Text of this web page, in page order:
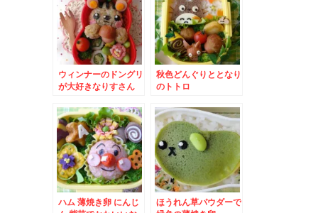
ウィンナーのドングリ
が大好きなりすさん
秋色どんぐりととなり
のトトロ
ハム 薄焼き卵 にんじ
ほうれん草パウダーで